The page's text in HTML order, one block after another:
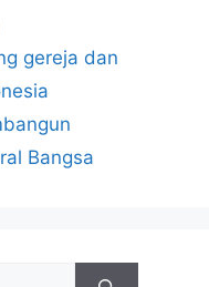
gereja dan
Bangsa